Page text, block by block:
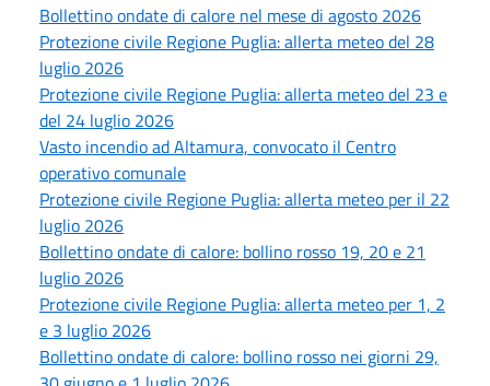
Bollettino ondate di calore nel mese di agosto 2026
Protezione civile Regione Puglia: allerta meteo del 28
luglio 2026
Protezione civile Regione Puglia: allerta meteo del 23 e
del 24 luglio 2026
Vasto incendio ad Altamura, convocato il Centro
operativo comunale
Protezione civile Regione Puglia: allerta meteo per il 22
luglio 2026
Bollettino ondate di calore: bollino rosso 19, 20 e 21
luglio 2026
Protezione civile Regione Puglia: allerta meteo per 1, 2
e 3 luglio 2026
Bollettino ondate di calore: bollino rosso nei giorni 29,